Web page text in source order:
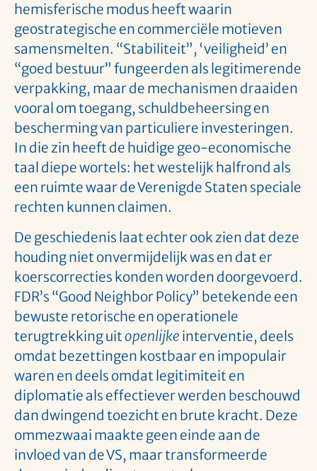
hemisferische modus heeft waarin
geostrategische en commerciële motieven
samensmelten. “Stabiliteit”, ‘veiligheid’ en
“goed bestuur” fungeerden als legitimerende
verpakking, maar de mechanismen draaiden
vooral om toegang, schuldbeheersing en
bescherming van particuliere investeringen.
In die zin heeft de huidige geo-economische
taal diepe wortels: het westelijk halfrond als
een ruimte waar de Verenigde Staten speciale
rechten kunnen claimen.
De geschiedenis laat echter ook zien dat deze
houding niet onvermijdelijk was en dat er
koerscorrecties konden worden doorgevoerd.
FDR’s “Good Neighbor Policy” betekende een
bewuste retorische en operationele
terugtrekking uitopenlijke interventie, deels
omdat bezettingen kostbaar en impopulair
waren en deels omdat legitimiteit en
diplomatie als effectiever werden beschouwd
dan dwingend toezicht en brute kracht. Deze
ommezwaai maakte geen einde aan de
invloed van de VS, maar transformeerde